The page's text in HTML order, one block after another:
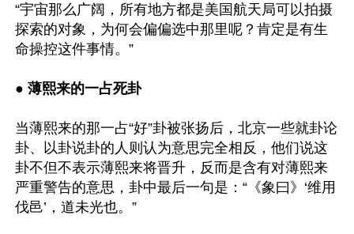
“宇宙那么广阔，所有地方都是美国航天局可以拍摄
探索的对象，为何会偏偏选中那里呢？肯定是有生
命操控这件事情。”
● 薄熙来的一占死卦
当薄熙来的那一占“好”卦被张扬后，北京一些就卦论
卦、以卦说卦的人则认为意思完全相反，他们说这
卦不但不表示薄熙来将晋升，反而是含有对薄熙来
严重警告的意思，卦中最后一句是：“《象曰》‘维用
伐邑’，道未光也。”